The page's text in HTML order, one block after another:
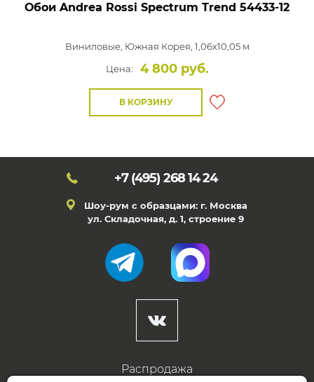
Обои Andrea Rossi Spectrum Trend 54433-12
Виниловые, Южная Корея, 1,06x10,05 м
Цена:
4 800 руб.
В КОРЗИНУ
+7 (495) 268 14 24
Шоу-рум с образцами: г. Москва
ул. Складочная, д. 1, строение 9
Распродажа